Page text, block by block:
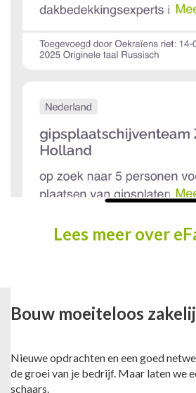
Lees meer over
Bouw moeiteloos
Nieuwe opdrachten en een goed
de groei van je bedrijf. Maar laten we
schaars.